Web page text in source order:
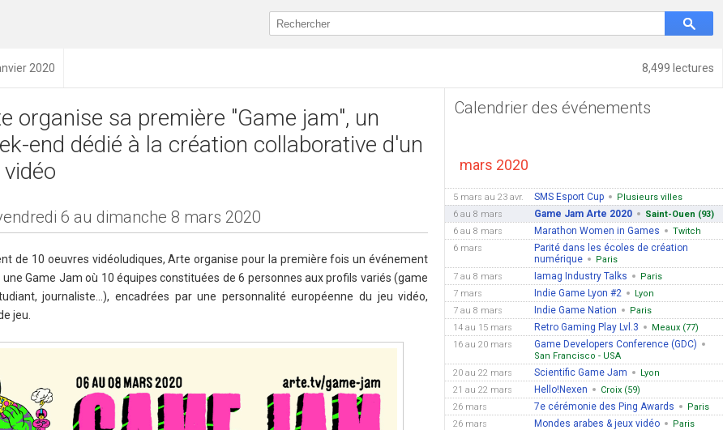
8,499 lectures
2020
organise sa première "Game jam", un
end dédié à la création collaborative d'un
vidéo
6 au dimanche 8 mars 2020
de 10 oeuvres vidéoludiques, Arte organise pour la première fois un événement
Game Jam où 10 équipes constituées de 6 personnes aux profils variés (game
journaliste…), encadrées par une personnalité européenne du jeu vidéo,
jeu.
Calendrier des événements
mars 2020
5 mars au 23 avr. SMS Esport Cup
Plusieurs villes
6 au 8 mars
Game Jam Arte 2020
Saint-Ouen (93)
6 au 8 mars
Marathon Women in Games
Twitch
6 mars
Parité dans les écoles de création
numérique
Paris
7 au 8 mars
Iamag Industry Talks
Paris
7 mars
Indie Game Lyon #2
Lyon
7 au 8 mars
Indie Game Nation
Paris
14 au 15 mars
Retro Gaming Play Lvl.3
Meaux (77)
16 au 20 mars
Game Developers Conference (GDC)
San Francisco - USA
20 au 22 mars
Scientific Game Jam
Lyon
21 au 22 mars
Hello!Nexen
Croix (59)
26 mars
7e cérémonie des Ping Awards
Paris
26 mars
Mondes arabes & jeux vidéo
Paris